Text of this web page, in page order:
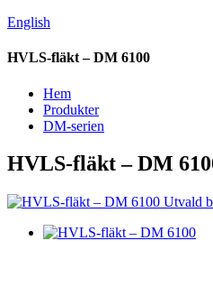
English
HVLS-fläkt – DM 6100
Hem
Produkter
DM-serien
HVLS-fläkt – DM